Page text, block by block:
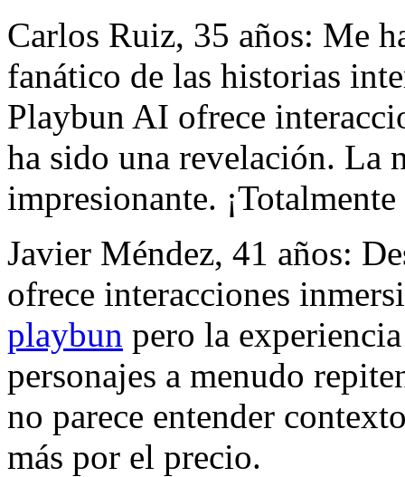
Carlos Ruiz, 35 años: Me
fanático de las historias
Playbun AI ofrece
ha sido una revelación. La
impresionante.
Javier Méndez, 41 años:
ofrece interacciones
playbun pero la
personajes a menudo
no parece entender
más por el precio.